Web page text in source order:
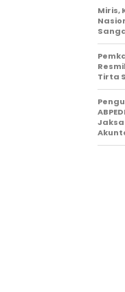
Miris,
Tirta